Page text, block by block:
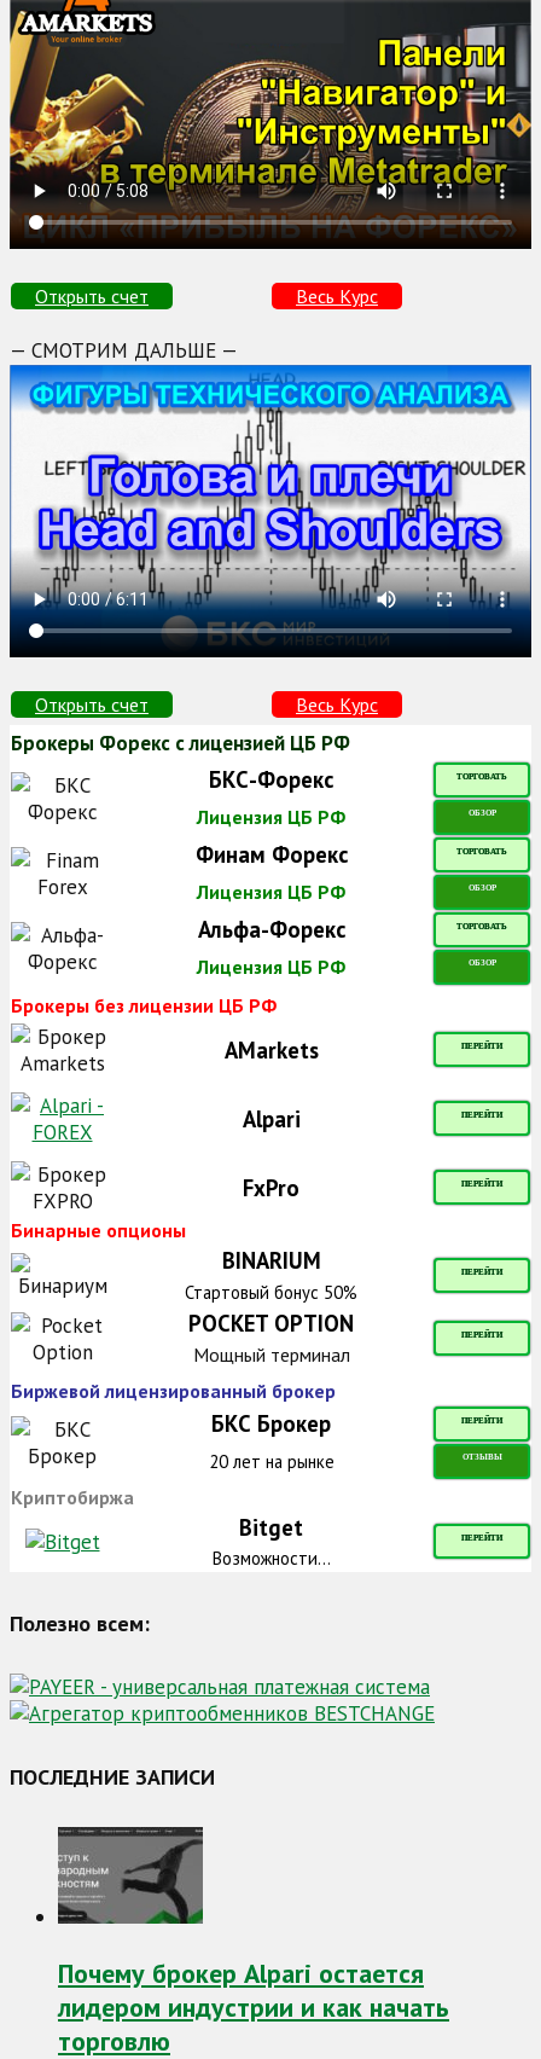
Открыть счет Весь Курс
— СМОТРИМ ДАЛЬШЕ —
Открыть счет Весь Курс
Брокеры Форекс с лицензией ЦБ РФ
БКС-Форекс ТОРГОВАТЬ
Лицензия ЦБ РФ ОБЗОР
Финам Форекс ТОРГОВАТЬ
Лицензия ЦБ РФ ОБЗОР
Альфа-Форекс ТОРГОВАТЬ
Лицензия ЦБ РФ ОБЗОР
Брокеры без лицензии ЦБ РФ
AMarkets ПЕРЕЙТИ
Alpari ПЕРЕЙТИ
FxPro ПЕРЕЙТИ
Бинарные опционы
BINARIUM ПЕРЕЙТИ
Стартовый бонус 50%
POCKET OPTION ПЕРЕЙТИ
Мощный терминал
Биржевой лицензированный брокер
БКС Брокер ПЕРЕЙТИ
20 лет на рынке ОТЗЫВЫ
Криптобиржа
Bitget ПЕРЕЙТИ
Возможности...
Полезно всем:
ПОСЛЕДНИЕ ЗАПИСИ
Почему брокер Alpari остается
лидером индустрии и как начать
торговлю